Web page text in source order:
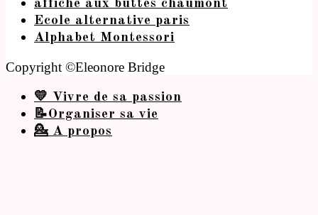
affiche aux buttes chaumont
Ecole alternative paris
Alphabet Montessori
Copyright ©Eleonore Bridge
💛 Vivre de sa passion
📝Organiser sa vie
💁 A propos